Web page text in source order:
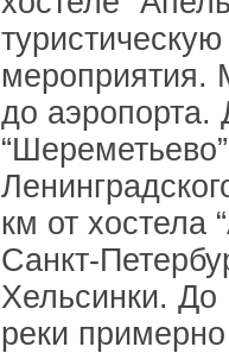
мероприятия.
до аэропорта.
км от хостела
Санкт-
Хельсинки.
реки